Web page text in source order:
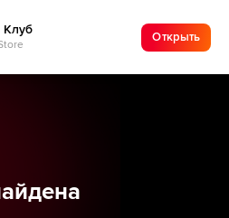
Клуб Открыть